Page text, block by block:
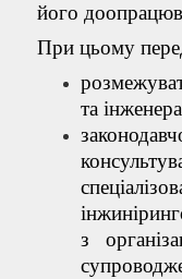
його
При цьому
та
з